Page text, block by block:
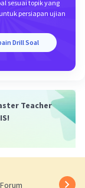
sesuai topik yang
persiapan ujian
Drill Soal
Teacher